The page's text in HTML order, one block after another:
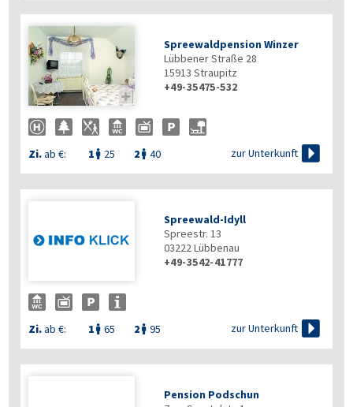

Spreewaldpension Winzer
Lübbener Straße 28
15913 Straupitz
+49-35475-532
Zi.ab €: 1  25 2  40 zur Unterkunft 
Spreewald-Idyll
Spreestr. 13
03222Lübbenau
+49-3542-41777
Zi.ab €: 1  65 2  95 zur Unterkunft 
Pension Podschun